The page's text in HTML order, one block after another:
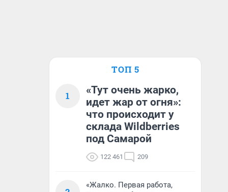
ТОП 5
1
«Тут очень жарко,
идет жар от огня»:
что происходит у
склада Wildberries
под Самарой
122 461 209
«Жалко. Первая работа,